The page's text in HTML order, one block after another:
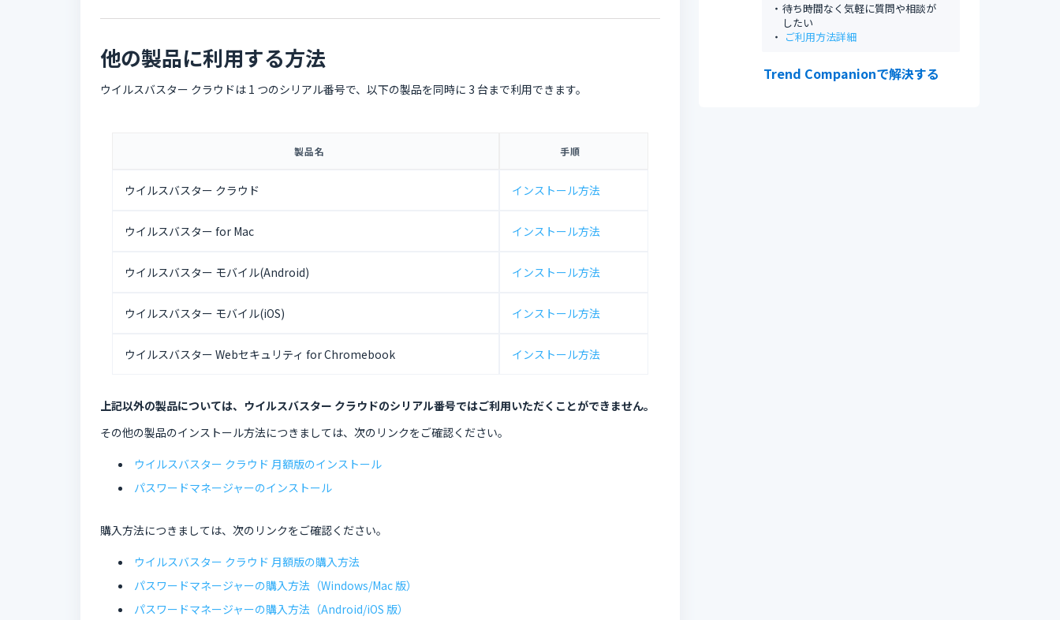
他の製品に利用する方法
ウイルスバスター クラウドは 1 つのシリアル番号で、以下の製品を同時に 3 台まで利用できます。
製品名 手順
ウイルスバスター クラウド インストール方法
ウイルスバスター for Mac インストール方法
ウイルスバスター モバイル(Android) インストール方法
ウイルスバスター モバイル(iOS) インストール方法
ウイルスバスター Webセキュリティ for Chromebook インストール方法
上記以外の製品については、ウイルスバスター クラウドのシリアル番号ではご利用いただくことができません。
その他の製品のインストール方法につきましては、次のリンクをご確認ください。
ウイルスバスター クラウド 月額版のインストール
パスワードマネージャーのインストール
購入方法につきましては、次のリンクをご確認ください。
ウイルスバスター クラウド 月額版の購入方法
パスワードマネージャーの購入方法（Windows/Mac 版）
パスワードマネージャーの購入方法（Android/iOS 版）
待ち時間なく気軽に質問や相談が
したい
ご利用方法詳細
Trend Companionで解決する